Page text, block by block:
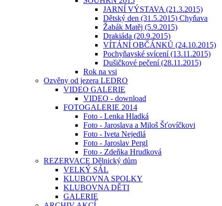
JARNÍ VÝSTAVA (21.3.2015)
Dětský den (31.5.2015) Chyňava
Žabák Matěj (5.9.2015)
Drakiáda (20.9.2015)
VÍTÁNÍ OBČÁNKŮ (24.10.2015)
Pochyňavské svícení (13.11.2015)
Dušičkové pečení (28.11.2015)
Rok na vsi
Ozvěny od jezera LEDRO
VIDEO GALERIE
VIDEO - download
FOTOGALERIE 2014
Foto - Lenka Hladká
Foto - Jaroslava a Miloš Šťovíčkovi
Foto - Iveta Nejedlá
Foto - Jaroslav Pergl
Foto - Zdeňka Hrudková
REZERVACE Dělnický dům
VELKÝ SÁL
KLUBOVNA SPOLKY
KLUBOVNA DĚTI
GALERIE